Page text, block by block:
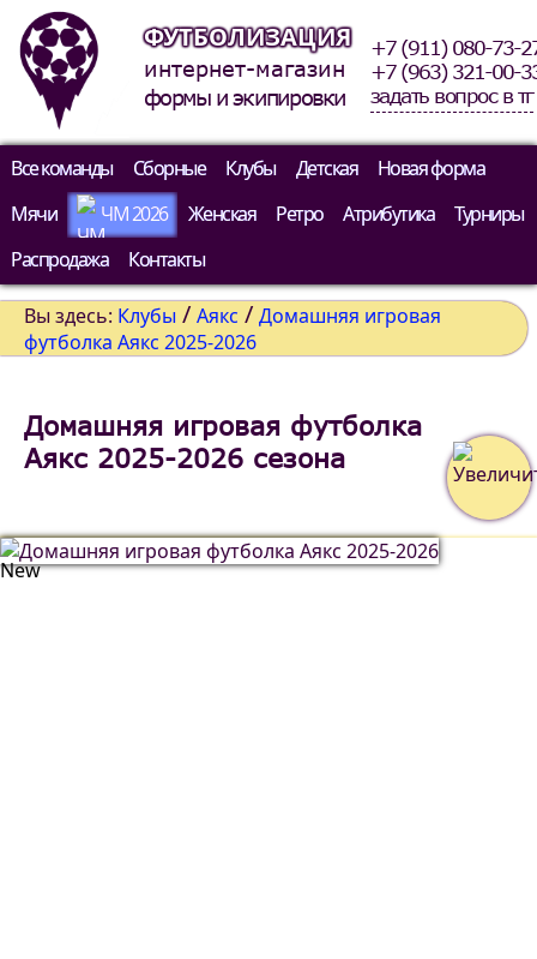
ФУТБОЛИЗАЦИЯ
интернет-магазин
формы и экипировки
+7 (911) 080-73-
+7 (963) 321-00-
задать вопрос в тг
Все команды Сборные Клубы Детская
Новая форма
Мячи
ЧМ 2026 Женская Ретро Атрибутика
Турниры
Распродажа
Контакты
Вы здесь: Клубы / Аякс / Домашняя игровая
футболка Аякс 2025-2026
Домашняя игровая футболка
Аякс 2025-2026 сезона